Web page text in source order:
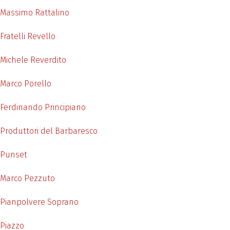
Massimo Rattalino
Fratelli Revello
Michele Reverdito
Marco Porello
Ferdinando Principiano
Produttori del Barbaresco
Punset
Marco Pezzuto
Pianpolvere Soprano
Piazzo